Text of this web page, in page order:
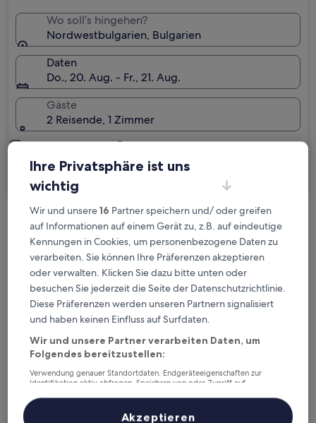
Wo soll’s hingehen?
Nordwestbulgarien, Bulgarien
Daten
Do., 20. Aug. - Fr., 21. Aug.
Gäste
2 Reisende, 1 Zimmer
Ich reise geschäftlich
Kostenlose Stornierung bei
Planänderungen
Verdiene Prämien für jede
wahrgenommene Übernachtung
Mehr sparen mit Preisen für Mitglieder
Überprüfe die Preise für diese Daten
Ihre Privatsphäre ist uns
wichtig
Wir und unsere16 Partner speichern und/ oder greifen
auf Informationen auf einem Gerät zu, z.B. auf eindeutige
Kennungen in Cookies, um personenbezogene Daten zu
verarbeiten. Sie können Ihre Präferenzen akzeptieren
oder verwalten. Klicken Sie dazu bitte unten oder
besuchen Sie jederzeit die Seite der Datenschutzrichtlinie.
Diese Präferenzen werden unseren Partnern signalisiert
und haben keinen Einfluss auf Surfdaten.
Wir und unsere Partner verarbeiten Daten, um
Folgendes bereitzustellen:
Verwendung genauer Standortdaten. Endgeräteeigenschaften zur
Identifikation aktiv abfragen. Speichern von oder Zugriff auf
Inhalte, Messung von Werbeleistung und der Performance von Inhalten,
Zielgruppenforschung sowie Entwicklung und Verbesserung von
Akzeptieren